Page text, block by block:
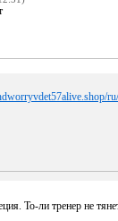
То-ли тренер не